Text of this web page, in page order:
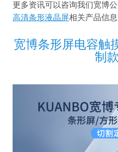
更多资讯可以咨询我们宽博
高清条形液晶屏相关产品信
宽博条形屏电容触
制